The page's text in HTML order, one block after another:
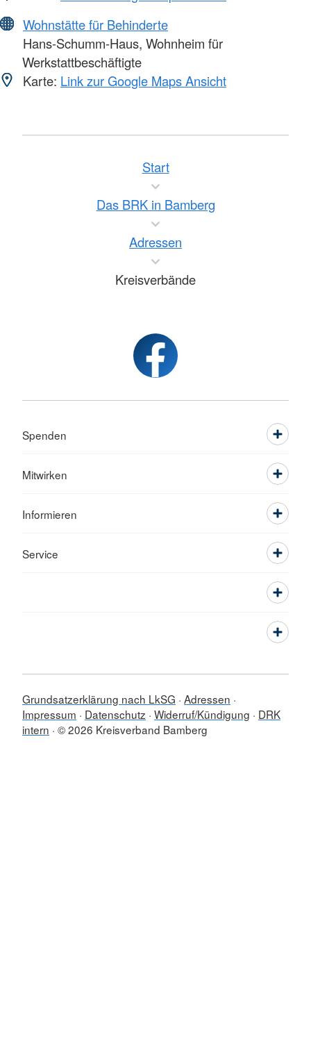
Wohnstätte für Behinderte
Hans-Schumm-Haus, Wohnheim für
Werkstattbeschäftigte
Karte: Link zur Google Maps Ansicht
Start
Das BRK in Bamberg
Adressen
Kreisverbände
Spenden
Mitwirken
Informieren
Service
Grundsatzerklärung nach LkSG Adressen
Impressum
Datenschutz Widerruf/Kündigung
DRK
intern © 2026 Kreisverband Bamberg